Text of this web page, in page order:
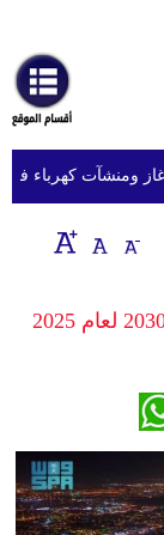
أخبارعاجلة
رياضة
ثقافة
إقتصاد
وموسيقى
وتغذية
سياحة
كهرباء في